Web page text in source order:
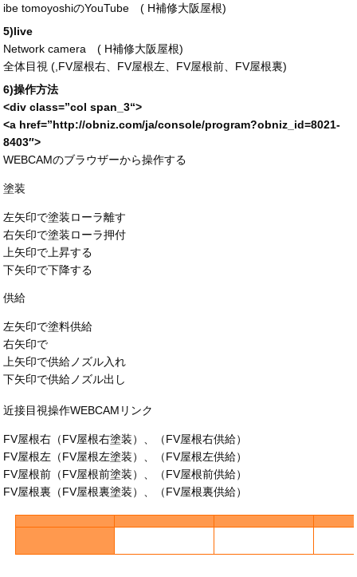
ibe tomoyoshiのYouTube ( H補修大阪屋根)
5)live
Network camera ( H補修大阪屋根)
全体目視 (,FV屋根右、FV屋根左、FV屋根前、FV屋根裏)
6)操作方法
<div class=”col span_3“>
<a href=”http://obniz.com/ja/console/program?obniz_id=8021-
8403″>
WEBCAMのブラウザーから操作する
塗装
左矢印で塗装ローラ離す
右矢印で塗装ローラ押付
上矢印で上昇する
下矢印で下降する
供給
左矢印で塗料供給
右矢印で
上矢印で供給ノズル入れ
下矢印で供給ノズル出し
近接目視操作WEBCAMリンク
FV屋根右（FV屋根右塗装）、（FV屋根右供給）
FV屋根左（FV屋根左塗装）、（FV屋根左供給）
FV屋根前（FV屋根前塗装）、（FV屋根前供給）
FV屋根裏（FV屋根裏塗装）、（FV屋根裏供給）